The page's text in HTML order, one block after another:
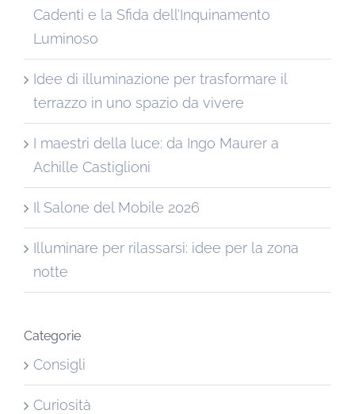
Cadenti e la Sfida dell’Inquinamento
Luminoso
Idee di illuminazione per trasformare il
terrazzo in uno spazio da vivere
I maestri della luce: da Ingo Maurer a
Achille Castiglioni
Il Salone del Mobile 2026
Illuminare per rilassarsi: idee per la zona
notte
Categorie
Consigli
Curiosità